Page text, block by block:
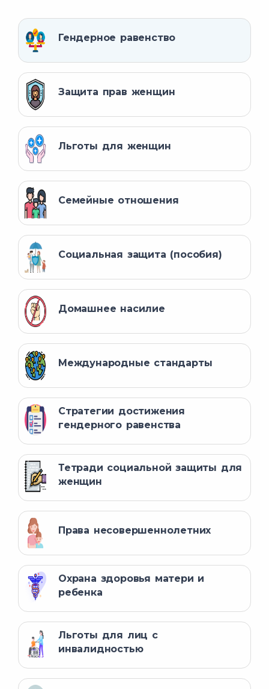
Гендерное равенство
Защита прав женщин
Льготы для женщин
Семейные отношения
Социальная защита (пособия)
Домашнее насилие
Международные стандарты
Стратегии достижения
гендерного равенства
Тетради социальной защиты для
женщин
Права несовершеннолетних
Охрана здоровья матери и
ребенка
Льготы для лиц с
инвалидностью